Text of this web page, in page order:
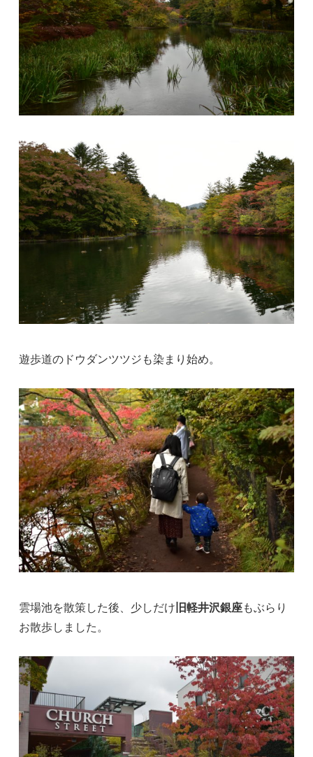
遊歩道のドウダンツツジも染まり始め。
雲場池を散策した後、少しだけ旧軽井沢銀座もぶらり
お散歩しました。